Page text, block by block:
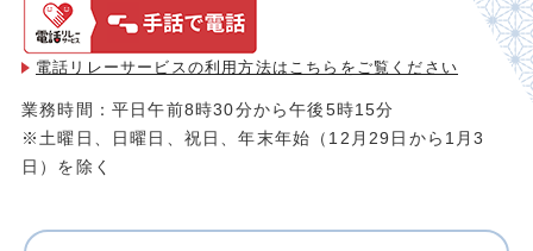
電話リレーサービスの利用方法は こちらをご覧ください
業務時間：平日午前8時30分から午後5時15分
※土曜日、日曜日、祝日、年末年始（12月29日から1月3
日）を除く